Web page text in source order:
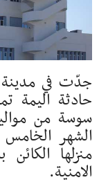
جدّت في مدينة
حادثة اليمة
الشهر
منزلها
الامنية.